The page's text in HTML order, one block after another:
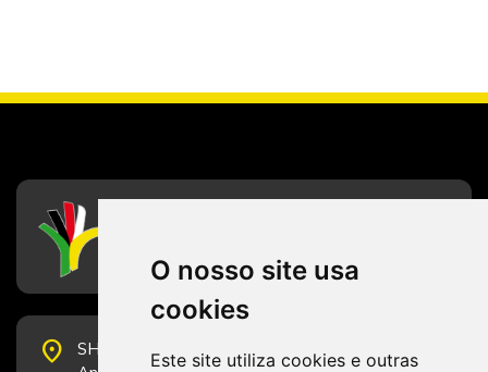
O nosso site usa
cookies
Este site utiliza cookies e outras
place
SHS Quadra 6, Bloco E, Complexo Brasil 21, 20º